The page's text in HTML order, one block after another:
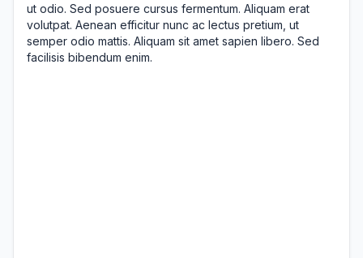
ut odio. Sed posuere cursus fermentum. Aliquam erat
volutpat. Aenean efficitur nunc ac lectus pretium, ut
semper odio mattis. Aliquam sit amet sapien libero. Sed
facilisis bibendum enim.